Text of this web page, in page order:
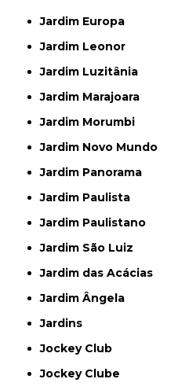
Jardim Europa
Jardim Leonor
Jardim Luzitânia
Jardim Marajoara
Jardim Morumbi
Jardim Novo Mundo
Jardim Panorama
Jardim Paulista
Jardim Paulistano
Jardim São Luiz
Jardim das Acácias
Jardim Ângela
Jardins
Jockey Club
Jockey Clube